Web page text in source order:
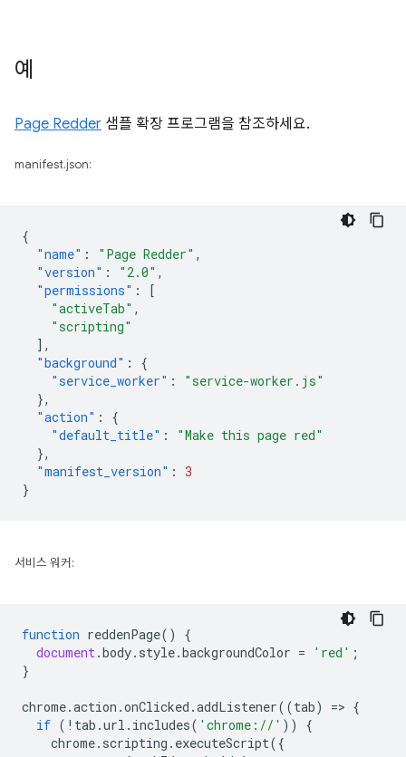
예
Page Redder 샘플 확장 프로그램을 참조하세요.
manifest.json:
{
"name" : "Page Redder" ,
"version" : "2.0" ,
"permissions" :
[
"activeTab" ,
"scripting"
],
"background" :
{
"service_worker" :
"service-worker.js"
},
"action" :
{
"default_title" :
"Make this page red"
},
"manifest_version" : 3
}
서비스 워커:
function reddenPage()
{
document .body. style.backgroundColor = 'red' ;
}
chrome.action .onClicked .addListener((tab) => {
if ( ! tab .url . includes( 'chrome://' ))
{
chrome. scripting . executeScript({